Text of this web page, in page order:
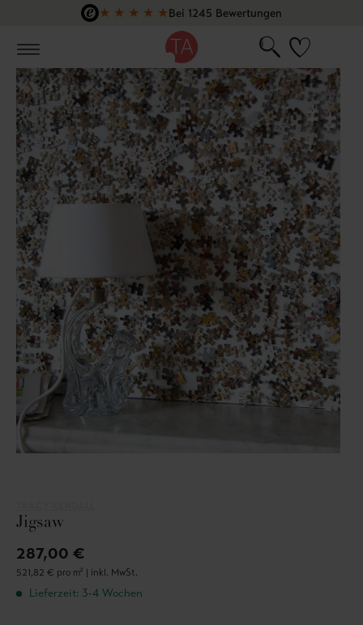
Zum Hauptinhalt springen
★ ★ ★ ★ ★Bei 1245 Bewertungen
Jigsaw
287,00 €
521,82 € pro m² | inkl. MwSt.
Lieferzeit: 3-4 Wochen